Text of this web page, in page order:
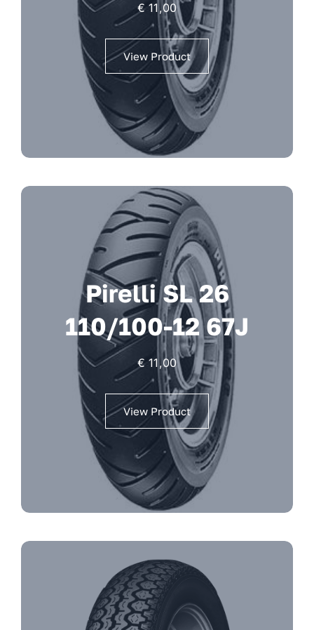
€11,00
View Product
Pirelli SL 26
110/100-12 67J
€11,00
View Product